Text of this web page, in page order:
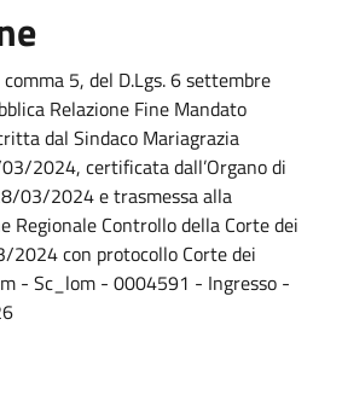
5, del D.Lgs. 6 settembre
Relazione Fine Mandato
dal Sindaco Mariagrazia
2024, certificata dall’Organo di
03/2024 e trasmessa alla
Regionale Controllo della Corte dei
2024 con protocollo Corte dei
- Sc_lom - 0004591 - Ingresso -